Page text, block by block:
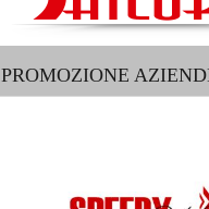
PROMOZIONE